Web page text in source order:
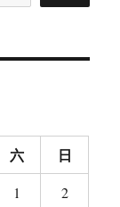
六 日
1
2